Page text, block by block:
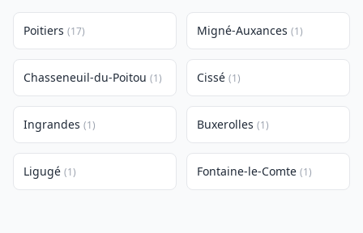
Poitiers (17) Migné-Auxances (1)
Chasseneuil-du-Poitou (1) Cissé (1)
Ingrandes (1) Buxerolles (1)
Ligugé (1) Fontaine-le-Comte (1)